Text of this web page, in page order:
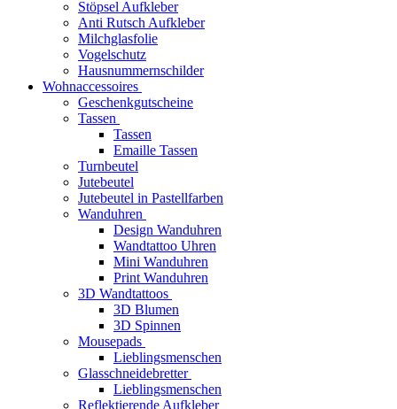
Stöpsel Aufkleber
Anti Rutsch Aufkleber
Milchglasfolie
Vogelschutz
Hausnummernschilder
Wohnaccessoires
Geschenkgutscheine
Tassen
Tassen
Emaille Tassen
Turnbeutel
Jutebeutel
Jutebeutel in Pastellfarben
Wanduhren
Design Wanduhren
Wandtattoo Uhren
Mini Wanduhren
Print Wanduhren
3D Wandtattoos
3D Blumen
3D Spinnen
Mousepads
Lieblingsmenschen
Glasschneidebretter
Lieblingsmenschen
Reflektierende Aufkleber